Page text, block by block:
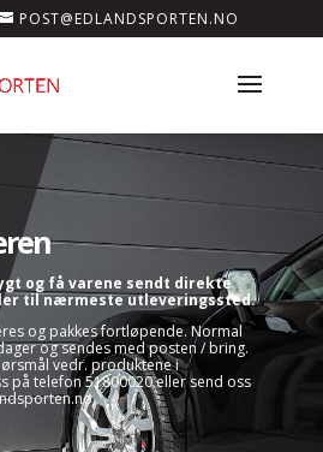
POST@EDLANDSPORTEN.NO
og få varene sendt direkte
til nærmeste utleveringssted.
og pakkes fortløpende. Normal
og sendes med posten / bring.
vedr. produktene i
på telefon 51800020 eller send oss